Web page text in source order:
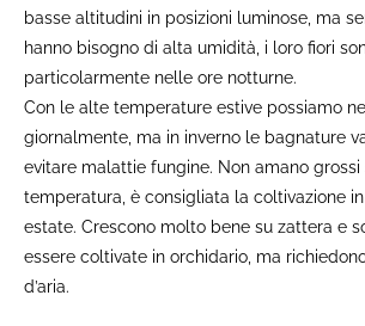
basse altitudini in posizioni luminose, ma
hanno bisogno di alta umidità, i loro fiori
particolarmente nelle ore notturne.
Con le alte temperature estive possiamo
giornalmente, ma in inverno le bagnature
evitare malattie fungine. Non amano grossi
temperatura, è consigliata la coltivazione
estate. Crescono molto bene su zattera e
essere coltivate in orchidario, ma
d’aria.